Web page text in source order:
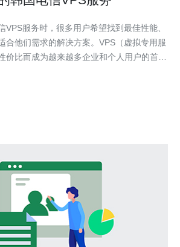
VPS服务时，很多用户希望找到最佳性能、
合他们需求的解决方案。VPS（虚拟专用服
价比而成为越来越多企业和个人用户的首
及其他重要因素，让您在选择时能够做出明